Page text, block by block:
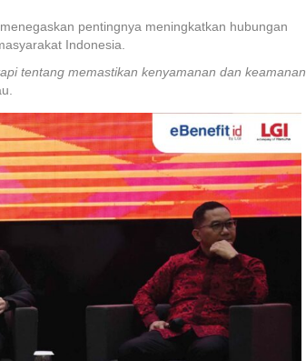
pentingnya meningkatkan hubungan
Indonesia.
tentang memastikan kenyamanan dan keamanan